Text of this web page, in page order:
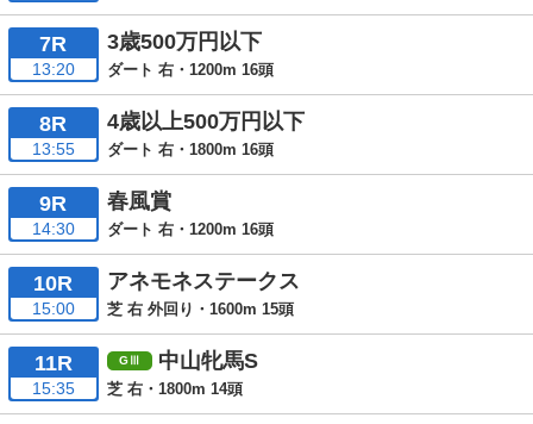
7R
13:20
3歳500万円以下
ダート 右・1200m 16頭
8R
13:55
4歳以上500万円以下
ダート 右・1800m 16頭
9R
14:30
春風賞
ダート 右・1200m 16頭
10R
15:00
アネモネステークス
芝 右 外回り・1600m 15頭
11R
15:35
中山牝馬S
芝 右・1800m 14頭